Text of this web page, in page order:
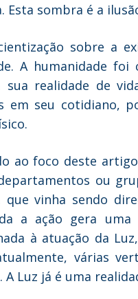
Esta sombra é a
sobre a
A humanidade
sua realidade de
em seu cotidiano,
ao foco deste
ou
que vinha sendo
a ação gera uma
à atuação da
várias
A Luz já é uma